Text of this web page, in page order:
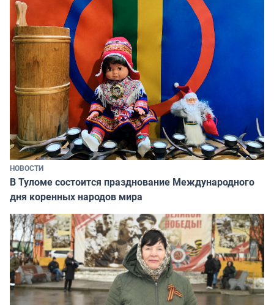
НОВОСТИ
В Туломе состоится празднование Международного
дня коренных народов мира